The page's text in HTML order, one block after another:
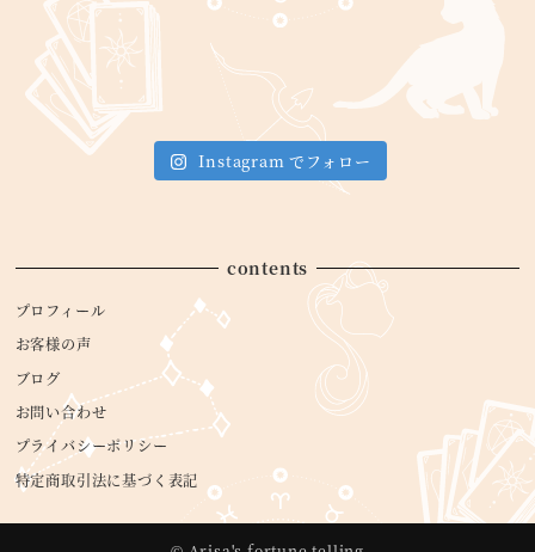
Instagram でフォロー
contents
プロフィール
お客様の声
ブログ
お問い合わせ
プライバシーポリシー
特定商取引法に基づく表記